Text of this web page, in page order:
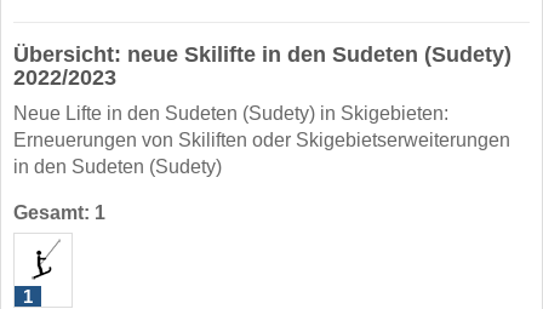
Übersicht: neue Skilifte in den Sudeten (Sudety)
2022/2023
Neue Lifte in den Sudeten (Sudety) in Skigebieten:
Erneuerungen von Skiliften oder Skigebietserweiterungen
in den Sudeten (Sudety)
Gesamt: 1
1